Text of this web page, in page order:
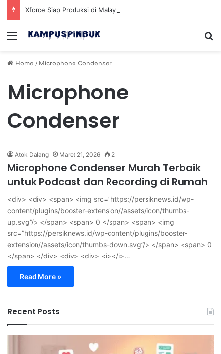
Menu
Home / Microphone Condenser
Microphone
Condenser
Atok Dalang Maret 21, 2026 2
Microphone Condenser Murah Terbaik
untuk Podcast dan Recording di Rumah
<div> <div> <span> <img src=”https://persiknews.id/wp-
content/plugins/booster-extension//assets/icon/thumbs-
up.svg”/> </span> <span> 0 </span> <span> <img
src=”https://persiknews.id/wp-content/plugins/booster-
extension//assets/icon/thumbs-down.svg”/> </span> <span> 0
</span> </div> <div> <div> <i></i>…
Read More »
Recent Posts